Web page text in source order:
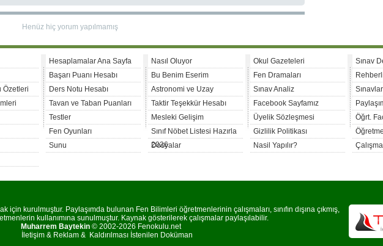
Henüz hiç yorum yapılmamış
Özetleri
Hesaplamalar Ana Sayfa
Başarı Puanı Hesabı
Ders Notu Hesabı
Tavan ve Taban Puanları
Testler
Fen Oyunları
Sunu
Nasıl Oluyor
Bu Benim Eserim
Astronomi ve Uzay
Taktir Teşekkür Hesabı
Mesleki Gelişim
Sınıf Nöbet Listesi Hazırla
2026
Dosyalar
Okul Gazeteleri
Fen Dramaları
Sınav Analiz
Facebook Sayfamız
Üyelik Sözleşmesi
Gizlilik Politikası
Nasil Yapılır?
Sınav
Öğrt.
için kurulmuştur. Paylaşımda bulunan Fen Bilimleri öğretmenlerinin çalışmaları, sınıfın dışına çıkmış,
kullanımına sunulmuştur. Kaynak gösterilerek çalışmalar paylaşılabilir.
Muharrem Baytekin© 2002-2026 Fenokulu.net
İletişim & Reklam & Kaldırılması İstenilen Doküman